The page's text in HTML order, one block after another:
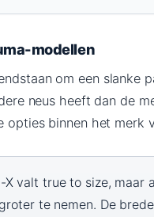
modellen
om een slanke
neus heeft dan de
opties binnen het
X valt true to size,
te nemen. De